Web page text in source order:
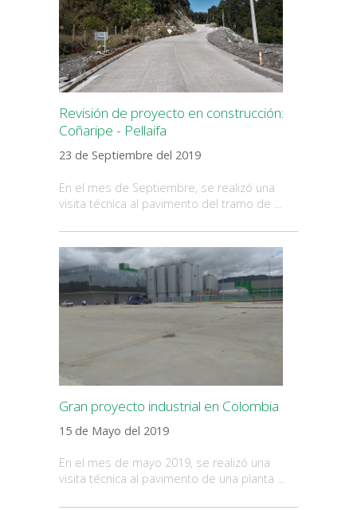
Revisión de proyecto en construcción:
Coñaripe - Pellaifa
23 de Septiembre del 2019
En el mes de Septiembre, se realizó una
visita técnica al pavimento del tramo de ...
Gran proyecto industrial en Colombia
15 de Mayo del 2019
En el mes de mayo 2019, se realizó una
visita técnica al pavimento de una planta ...